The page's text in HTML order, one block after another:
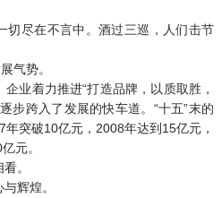
切尽在不言中。酒过三巡，人们击节
气势。
业着力推进“打造品牌，以质取胜，
步跨入了发展的快车道。“十五”末的
突破10亿元，2008年达到15亿元，
元。
。
辉煌。